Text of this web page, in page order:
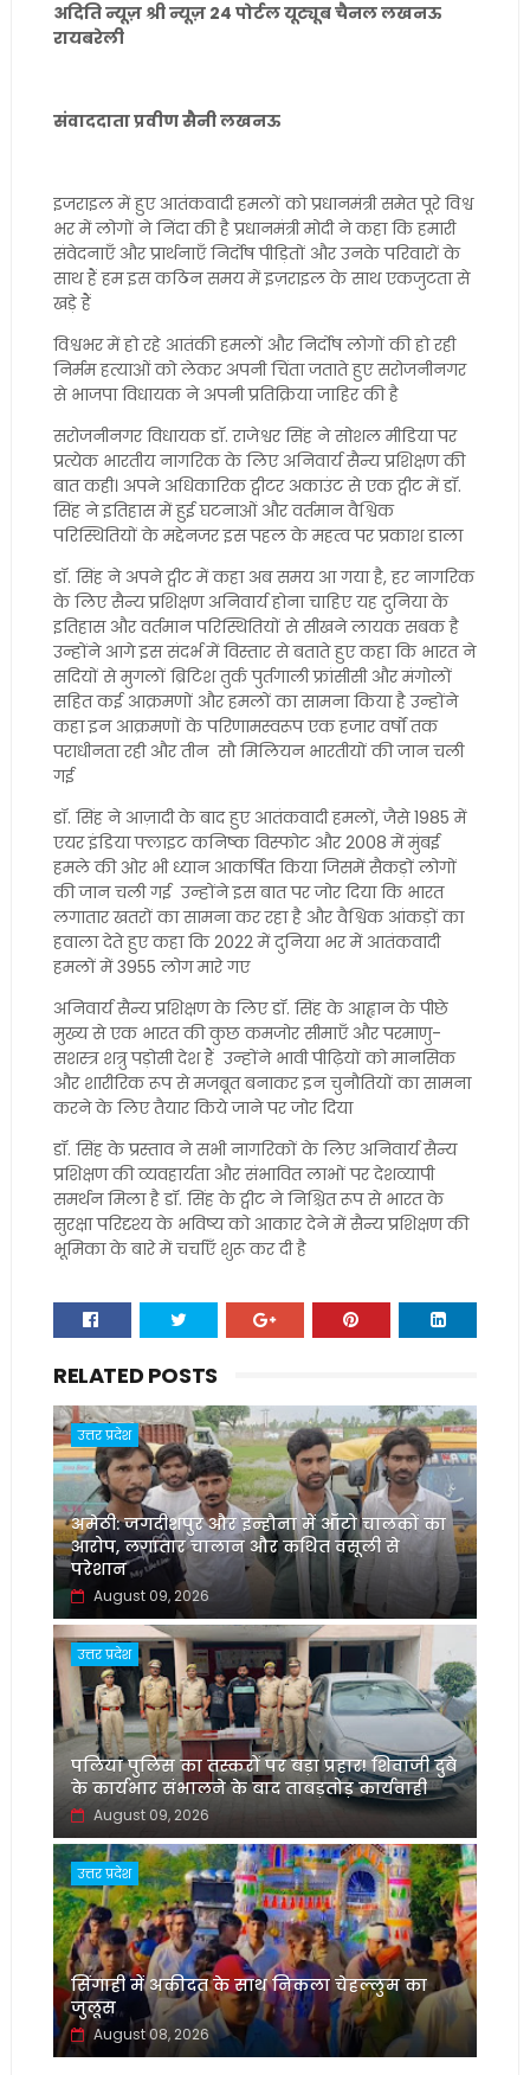
अदिति न्यूज़ श्री न्यूज़ 24 पोर्टल यूट्यूब चैनल लखनऊ
रायबरेली
संवाददाता प्रवीण सैनी लखनऊ
इजराइल में हुए आतंकवादी हमलों को प्रधानमंत्री समेत पूरे विश्व
भर में लोगों ने निंदा की है प्रधानमंत्री मोदी ने कहा कि हमारी
संवेदनाएँ और प्रार्थनाएँ निर्दोष पीड़ितों और उनके परिवारों के
साथ हैं हम इस कठिन समय में इज़राइल के साथ एकजुटता से
खड़े हैं
विश्वभर में हो रहे आतंकी हमलों और निर्दोष लोगों की हो रही
निर्मम हत्याओं को लेकर अपनी चिंता जताते हुए सरोजनीनगर
से भाजपा विधायक ने अपनी प्रतिक्रिया जाहिर की है
सरोजनीनगर विधायक डॉ. राजेश्वर सिंह ने सोशल मीडिया पर
प्रत्येक भारतीय नागरिक के लिए अनिवार्य सैन्य प्रशिक्षण की
बात कही। अपने अधिकारिक ट्वीटर अकाउंट से एक ट्वीट में डॉ.
सिंह ने इतिहास में हुई घटनाओं और वर्तमान वैश्विक
परिस्थितियों के मद्देनजर इस पहल के महत्व पर प्रकाश डाला
डॉ. सिंह ने अपने ट्वीट में कहा अब समय आ गया है, हर नागरिक
के लिए सैन्य प्रशिक्षण अनिवार्य होना चाहिए यह दुनिया के
इतिहास और वर्तमान परिस्थितियों से सीखने लायक सबक है
उन्होंने आगे इस संदर्भ में विस्तार से बताते हुए कहा कि भारत ने
सदियों से मुगलों ब्रिटिश तुर्क पुर्तगाली फ्रांसीसी और मंगोलों
सहित कई आक्रमणों और हमलों का सामना किया है उन्होंने
कहा इन आक्रमणों के परिणामस्वरूप एक हजार वर्षों तक
पराधीनता रही और तीन सौ मिलियन भारतीयों की जान चली
गई
डॉ. सिंह ने आज़ादी के बाद हुए आतंकवादी हमलों, जैसे 1985 में
एयर इंडिया फ्लाइट कनिष्क विस्फोट और 2008 में मुंबई
हमले की ओर भी ध्यान आकर्षित किया जिसमें सैकड़ों लोगों
की जान चली गई उन्होंने इस बात पर जोर दिया कि भारत
लगातार खतरों का सामना कर रहा है और वैश्विक आंकड़ों का
हवाला देते हुए कहा कि 2022 में दुनिया भर में आतंकवादी
हमलों में 3955 लोग मारे गए
अनिवार्य सैन्य प्रशिक्षण के लिए डॉ. सिंह के आह्वान के पीछे
मुख्य से एक भारत की कुछ कमजोर सीमाएँ और परमाणु-
सशस्त्र शत्रु पड़ोसी देश हैं उन्होंने भावी पीढ़ियों को मानसिक
और शारीरिक रूप से मजबूत बनाकर इन चुनौतियों का सामना
करने के लिए तैयार किये जाने पर जोर दिया
डॉ. सिंह के प्रस्ताव ने सभी नागरिकों के लिए अनिवार्य सैन्य
प्रशिक्षण की व्यवहार्यता और संभावित लाभों पर देशव्यापी
समर्थन मिला है डॉ. सिंह के ट्वीट ने निश्चित रूप से भारत के
सुरक्षा परिदृश्य के भविष्य को आकार देने में सैन्य प्रशिक्षण की
भूमिका के बारे में चर्चाएँ शुरू कर दी है
RELATED POSTS
उत्तर प्रदेश
अमेठी: जगदीशपुर और इन्हौना में ऑटो चालकों का
आरोप, लगातार चालान और कथित वसूली से
परेशान
August 09, 2026
उत्तर प्रदेश
पलिया पुलिस का तस्करों पर बड़ा प्रहार! शिवाजी दुबे
के कार्यभार संभालने के बाद ताबड़तोड़ कार्यवाही
August 09, 2026
उत्तर प्रदेश
सिंगाही में अकीदत के साथ निकला चेहल्लुम का
जुलूस
August 08, 2026